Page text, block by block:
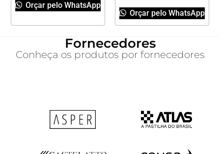
Orçar pelo WhatsApp
Orçar pelo WhatsApp
Fornecedores
Conheça os produtos por fornecedores